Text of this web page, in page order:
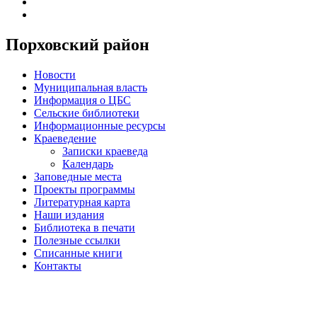
Порховский район
Новости
Муниципальная власть
Информация о ЦБС
Сельские библиотеки
Информационные ресурсы
Краеведение
Записки краеведа
Календарь
Заповедные места
Проекты программы
Литературная карта
Наши издания
Библиотека в печати
Полезные ссылки
Списанные книги
Контакты